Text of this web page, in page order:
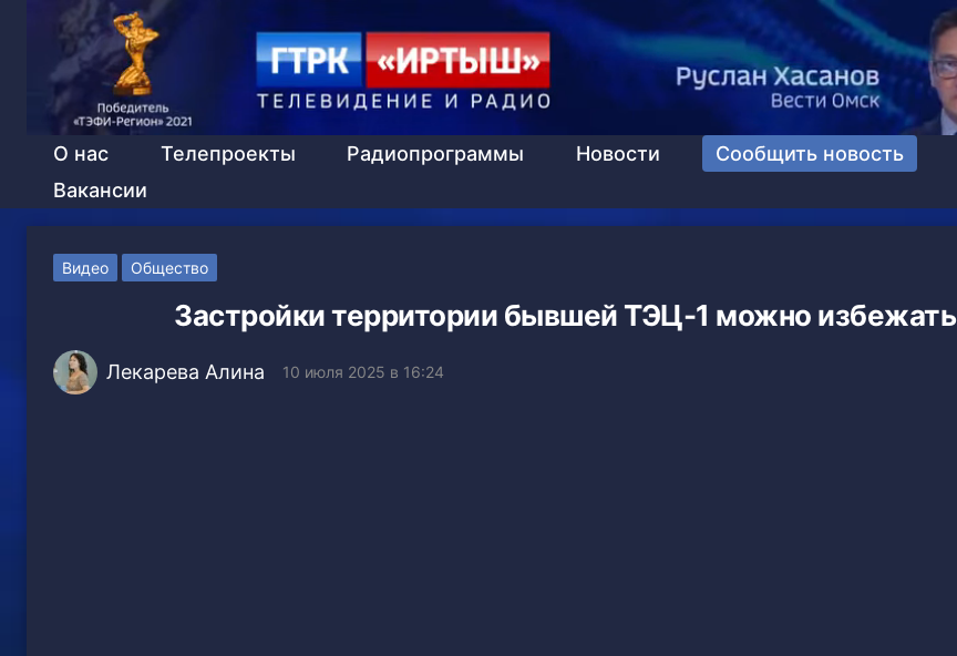
О нас Телепроекты Радиопрограммы Новости Сообщить новость
Вакансии
Видео Общество
Застройки территории бывшей ТЭЦ-1 можно избежать
Лекарева Алина 10 июля 2025 в 16:24